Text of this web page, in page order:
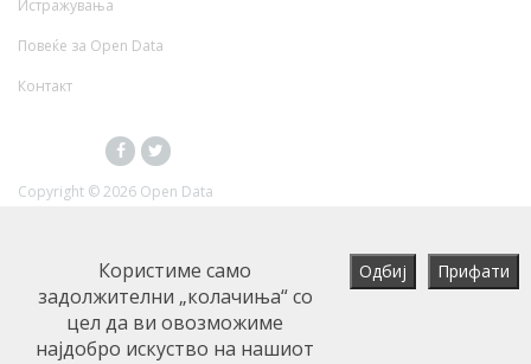
Користиме само
задолжителни „колачиња“ со
цел да ви овозможиме
најдобро искуство на нашиот
Истражувања
Повеќе за Open Data
Контакт
Copyright ©2026 Open Data